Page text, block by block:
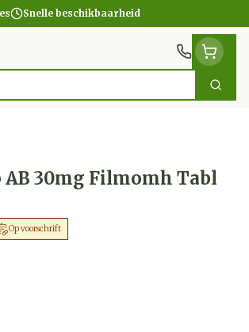
Snelle beschikbaarheid
Zoek
30mg Filmomh Tabl
Op voorschrift